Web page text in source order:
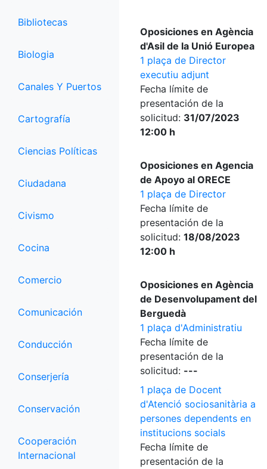
Bibliotecas
Biologia
Canales Y Puertos
Cartografía
Ciencias Políticas
Ciudadana
Civismo
Cocina
Comercio
Comunicación
Conducción
Conserjería
Conservación
Cooperación
Internacional
Oposiciones en Agència
d'Asil de la Unió Europea
1 plaça de Director
executiu adjunt
Fecha límite de
presentación de la
solicitud: 31/07/2023
12:00 h
Oposiciones en Agencia
de Apoyo al ORECE
1 plaça de Director
Fecha límite de
presentación de la
solicitud: 18/08/2023
12:00 h
Oposiciones en Agència
de Desenvolupament del
Berguedà
1 plaça d'Administratiu
Fecha límite de
presentación de la
solicitud: ---
1 plaça de Docent
d'Atenció sociosanitària a
persones dependents en
institucions socials
Fecha límite de
presentación de la